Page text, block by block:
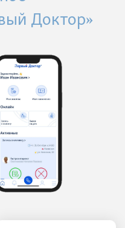
Доктор»